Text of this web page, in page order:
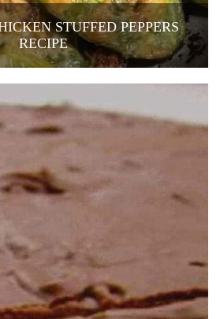
STUFFED PEPPERS
RECIPE